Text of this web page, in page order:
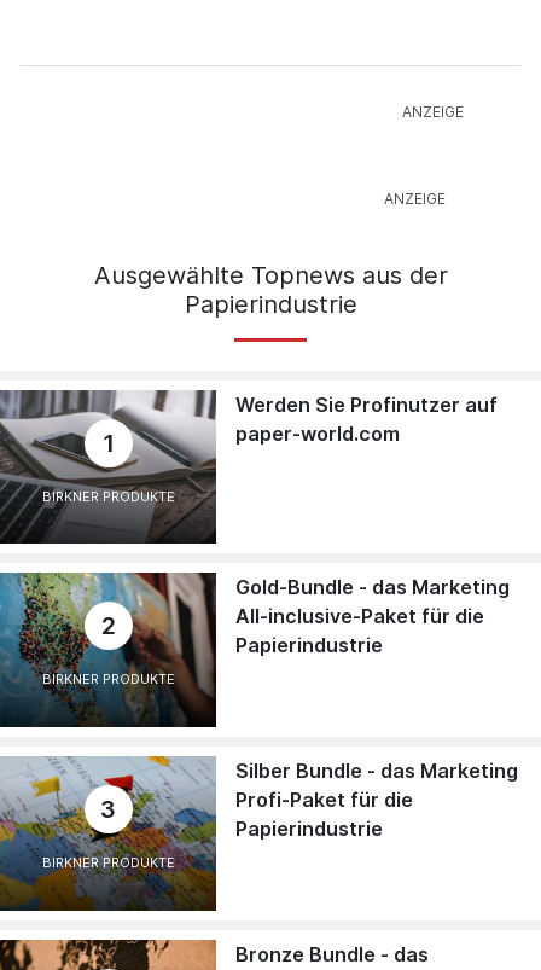
Ausgewählte Topnews aus der
Papierindustrie
1
BIRKNER PRODUKTE
Werden Sie Profinutzer auf
paper-world.com
2
BIRKNER PRODUKTE
Gold-Bundle - das Marketing
All-inclusive-Paket für die
Papierindustrie
3
BIRKNER PRODUKTE
Silber Bundle - das Marketing
Profi-Paket für die
Papierindustrie
Bronze Bundle - das